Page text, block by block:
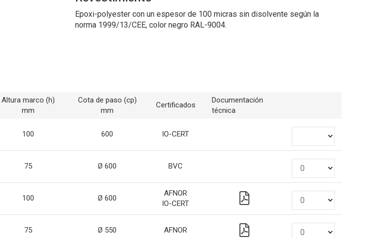
Epoxi-polyester con un espesor de 100 micras sin disolvente según la
norma 1999/13/CEE, color negro RAL-9004.
Altura marco (h)
mm
Cota de paso (cp)
mm
Certificados
Documentación
técnica
100 600 IO-CERT
75 Ø 600 BVC
100 Ø 600
AFNOR
IO-CERT
75 Ø 550 AFNOR